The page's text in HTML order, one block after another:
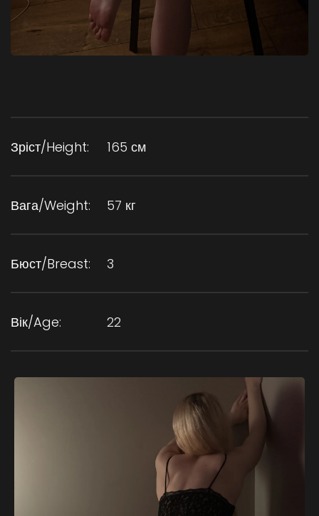
Зріст/Height: 165 см
Вага/Weight: 57 кг
Бюст/Breast: 3
Вік/Age: 22